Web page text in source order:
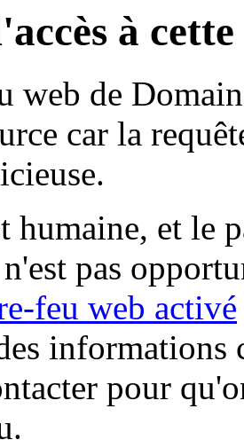
à
web de
car la
humaine, et le
pas
feu web activé
informations
pour